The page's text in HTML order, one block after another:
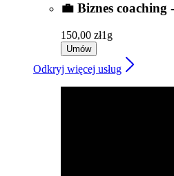
💼 Biznes coaching
150,00 zł1g
Umów
Odkryj więcej usług